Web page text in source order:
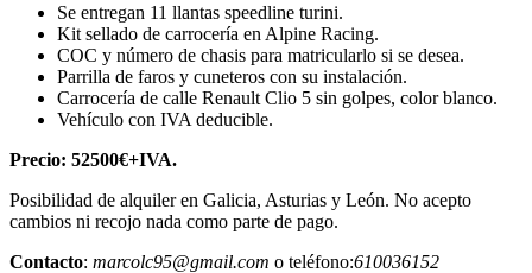
Se entregan 11 llantas speedline turini.
Kit sellado de carrocería en Alpine Racing.
COC y número de chasis para matricularlo si se desea.
Parrilla de faros y cuneteros con su instalación.
Carrocería de calle Renault Clio 5 sin golpes, color blanco.
Vehículo con IVA deducible.
Precio: 52500€+IVA.
Posibilidad de alquiler en Galicia, Asturias y León. No acepto
cambios ni recojo nada como parte de pago.
Contacto: marcolc95@gmail.com o teléfono:610036152